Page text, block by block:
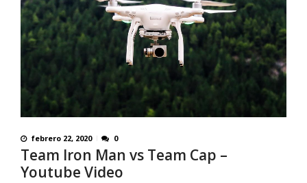
febrero 22, 2020 0
Team Iron Man vs Team Cap –
Youtube Video